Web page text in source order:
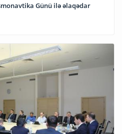
Günü ilə əlaqədar